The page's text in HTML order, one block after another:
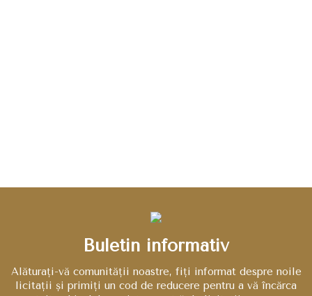
Buletin informativ
Alăturați-vă comunității noastre, fiți informat despre noile
licitații și primiți un cod de reducere pentru a vă încărca